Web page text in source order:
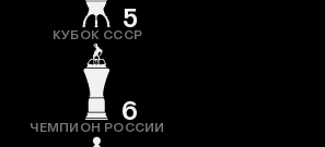
5
КУБОК СССР
6
ЧЕМПИОН РОССИИ